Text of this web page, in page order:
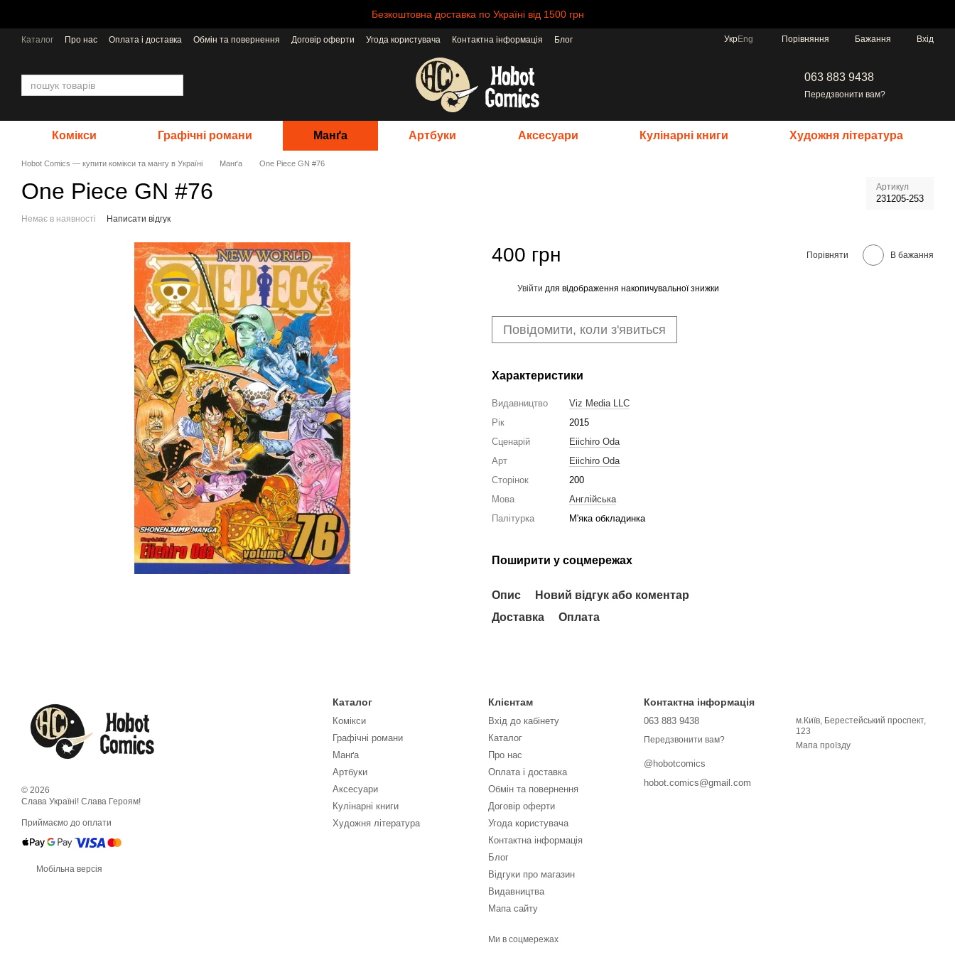
Безкоштовна доставка по Україні від 1500 грн
Каталог Про нас Оплата і доставка Обмін та повернення Договір оферти Угода користувача Контактна інформація
Блог
УкрEng Порівняння Бажання Вхід
063 883 9438
Передзвонити вам?
Комікси Графічні романи Манґа Артбуки Аксесуари Кулінарні книги Художня література
Hobot Comics — купити комікси та мангу в Україні Манґа One Piece GN #76
One Piece GN #76 Артикул
231205-253
Немає в наявності Написати відгук
400 грн Порівняти В бажання
Увійти для відображення накопичувальної знижки
Повідомити, коли з'явиться
Характеристики
Видавництво
Viz Media LLC
Рік
2015
Сценарій
Eiichiro Oda
Арт
Eiichiro Oda
Сторінок
200
Мова
Англійська
Палітурка
М'яка обкладинка
Поширити у соцмережах
Опис
Новий відгук або коментар
Доставка
Оплата
© 2026
Слава Україні! Слава Героям!
Приймаємо до оплати
Мобільна версія
Каталог
Комікси
Графічні романи
Манґа
Артбуки
Аксесуари
Кулінарні книги
Художня література
Клієнтам
Вхід до кабінету
Каталог
Про нас
Оплата і доставка
Обмін та повернення
Договір оферти
Угода користувача
Контактна інформація
Блог
Відгуки про магазин
Видавництва
Мапа сайту
Ми в соцмережах
Контактна інформація
063 883 9438
Передзвонити вам?
@hobotcomics
hobot.comics@gmail.com
м.Київ, Берестейський проспект,
123
Мапа проїзду